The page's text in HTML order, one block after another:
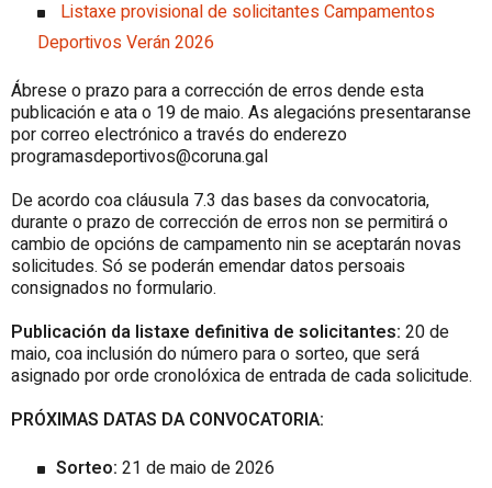
Listaxe provisional de solicitantes Campamentos
Deportivos Verán 2026
Ábrese o prazo para a corrección de erros dende esta
publicación e ata o 19 de maio. As alegacións presentaranse
por correo electrónico a través do enderezo
programasdeportivos@coruna.gal
De acordo coa cláusula 7.3 das bases da convocatoria,
durante o prazo de corrección de erros non se permitirá o
cambio de opcións de campamento nin se aceptarán novas
solicitudes. Só se poderán emendar datos persoais
consignados no formulario.
Publicación da listaxe definitiva de solicitantes: 20 de
maio, coa inclusión do número para o sorteo, que será
asignado por orde cronolóxica de entrada de cada solicitude.
PRÓXIMAS DATAS DA CONVOCATORIA:
Sorteo: 21 de maio de 2026